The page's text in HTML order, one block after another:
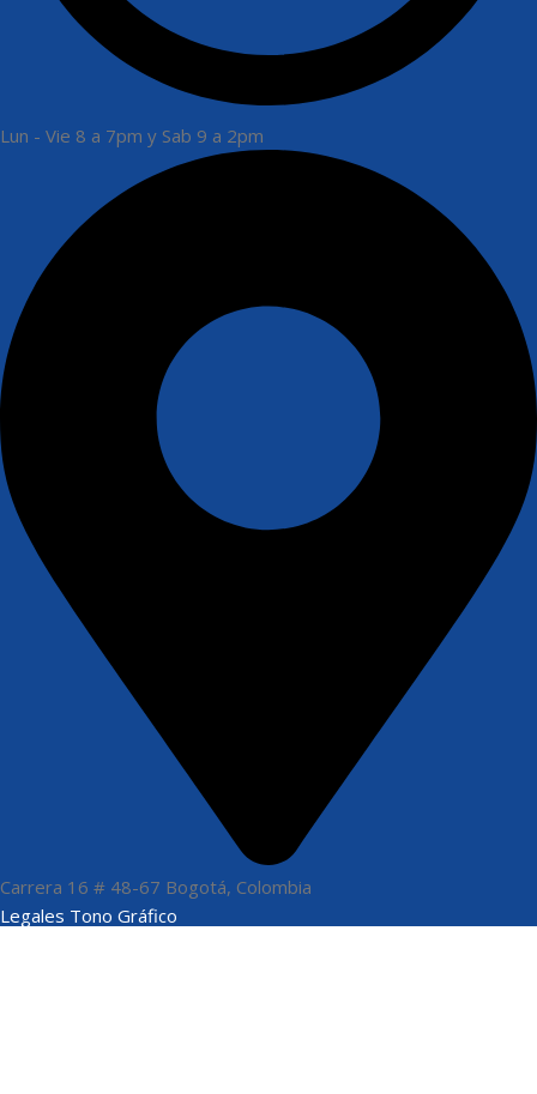
Lun - Vie 8 a 7pm y Sab 9 a 2pm
Carrera 16 # 48-67 Bogotá, Colombia
Legales Tono Gráfico